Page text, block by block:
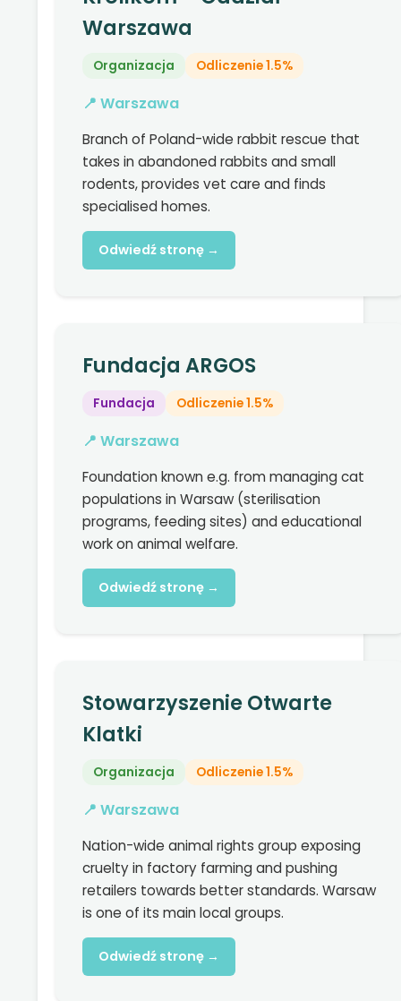
Warszawa
Organizacja Odliczenie 1.5%
📍 Warszawa
Branch of Poland-wide rabbit rescue that
takes in abandoned rabbits and small
rodents, provides vet care and finds
specialised homes.
Odwiedź stronę →
Fundacja ARGOS
Fundacja Odliczenie 1.5%
📍 Warszawa
Foundation known e.g. from managing cat
populations in Warsaw (sterilisation
programs, feeding sites) and educational
work on animal welfare.
Odwiedź stronę →
Stowarzyszenie Otwarte
Klatki
Organizacja Odliczenie 1.5%
📍 Warszawa
Nation-wide animal rights group exposing
cruelty in factory farming and pushing
retailers towards better standards. Warsaw
is one of its main local groups.
Odwiedź stronę →